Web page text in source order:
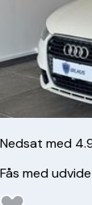
Nedsat med
Fås med